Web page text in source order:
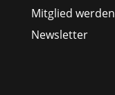
Mitglied werden
Newsletter